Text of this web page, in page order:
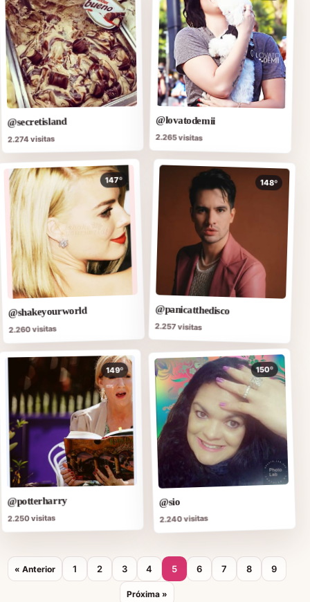
@secretisland
2.274 visitas
@lovatodemii
2.265 visitas
147º
@shakeyourworld
2.260 visitas
148º
@panicatthedisco
2.257 visitas
149º
@potterharry
2.250 visitas
150º
@sio
2.240 visitas
« Anterior 1 2 3 4 5 6 7 8 9
Próxima »